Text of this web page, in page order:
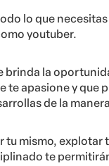
lo que
youtuber.
brinda la
te apasione y que
de la
tu mismo, explotar
te